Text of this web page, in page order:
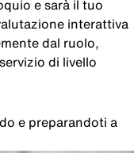
e sarà il tuo
interattiva
dal ruolo,
di livello
e preparandoti a